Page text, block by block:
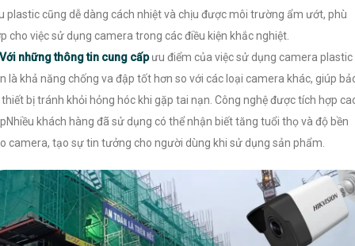
plastic cũng dễ dàng cách nhiệt và chịu được môi trường ẩm ướt, phù
cho việc sử dụng camera trong các điều kiện khắc nghiệt.
Với những thông tin cung cấpưu điểm của việc sử dụng camera plastic
là khả năng chống va đập tốt hơn so với các loại camera khác, giúp
thiết bị tránh khỏi hỏng hóc khi gặp tai nạn. Công nghệ được tích hợp
khách hàng đã sử dụng có thể nhận biết tăng tuổi thọ và độ bền
camera, tạo sự tin tưởng cho người dùng khi sử dụng sản phẩm.